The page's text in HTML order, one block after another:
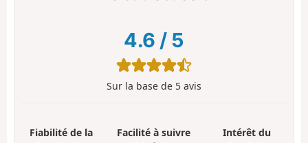
4.6 / 5
Sur la base de 5 avis
Fiabilité de la
Facilité à suivre
Intérêt du